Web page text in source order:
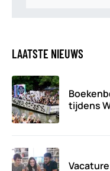
LAATSTE NIEUWS
tijdens